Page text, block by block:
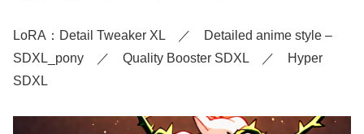
LoRA：Detail Tweaker XL ／ Detailed anime style –
SDXL_pony ／ Quality Booster SDXL ／ Hyper
SDXL